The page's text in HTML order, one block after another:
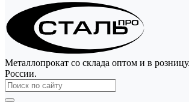
Металлопрокат со склада оптом и в
России.